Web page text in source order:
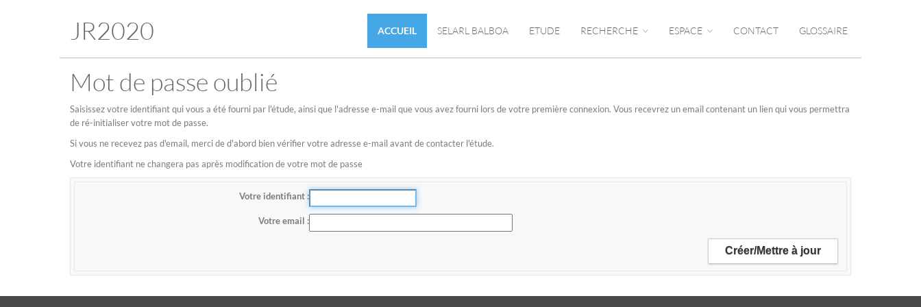
JR2020 ACCUEIL SELARL BALBOA ETUDE RECHERCHE ESPACE CONTACT GLOSSAIRE
Mot de passe oublié
Saisissez votre identifiant qui vous a été fourni par l'étude, ainsi que l'adresse e-mail que vous avez fourni lors de votre première connexion. Vous recevrez un email contenant un lien qui vous permettra
de ré-initialiser votre mot de passe.
Si vous ne recevez pas d'email, merci de d'abord bien vérifier votre adresse e-mail avant de contacter l'étude.
Votre identifiant ne changera pas après modification de votre mot de passe
Votre identifiant
Votre email